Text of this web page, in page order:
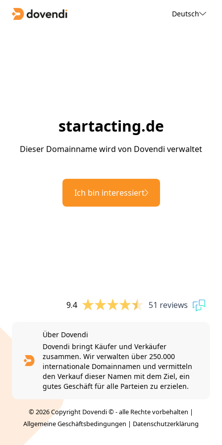
Deutsch
startacting.de
Dieser Domainname wird von Dovendi verwaltet
Ich bin interessiert
9.4 51 reviews
Über Dovendi
Dovendi bringt Käufer und Verkäufer
zusammen. Wir verwalten über 250.000
internationale Domainnamen und vermitteln
den Verkauf dieser Namen mit dem Ziel, ein
gutes Geschäft für alle Parteien zu erzielen.
© 2026 Copyright Dovendi © - alle Rechte vorbehalten |
Allgemeine Geschäftsbedingungen | Datenschutzerklärung